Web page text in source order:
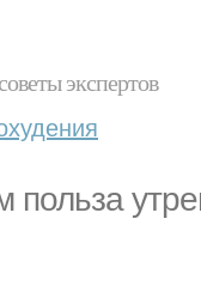
экспертов